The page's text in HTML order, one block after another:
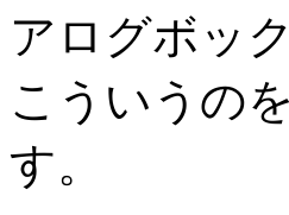
アログボッ
こういうのを
す。